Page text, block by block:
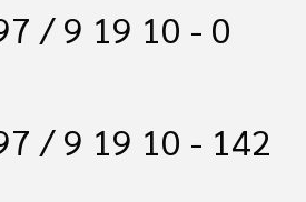
/ 9 19 10 - 0
/ 9 19 10 - 142